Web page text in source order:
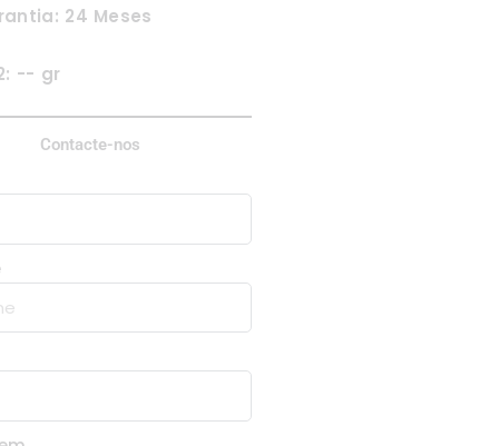
24 Meses
-- gr
Contacte-nos